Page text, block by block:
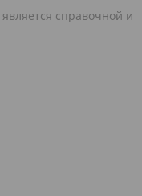
справочной и